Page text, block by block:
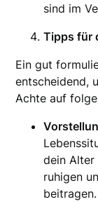
sind im
Tipps für
Ein gut
entscheidend,
Achte auf
dein Alter
ruhigen
beitragen.